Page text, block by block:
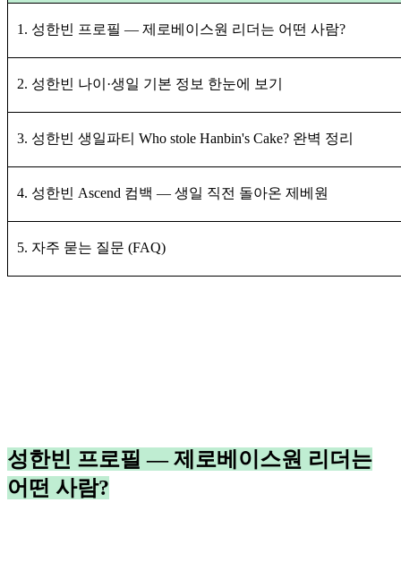
1. 성한빈 프로필 — 제로베이스원 리더는 어떤 사람?
2. 성한빈 나이·생일 기본 정보 한눈에 보기
3. 성한빈 생일파티 Who stole Hanbin's Cake? 완벽 정리
4. 성한빈 Ascend 컴백 — 생일 직전 돌아온 제베원
5. 자주 묻는 질문 (FAQ)
성한빈 프로필 — 제로베이스원 리더는
어떤 사람?